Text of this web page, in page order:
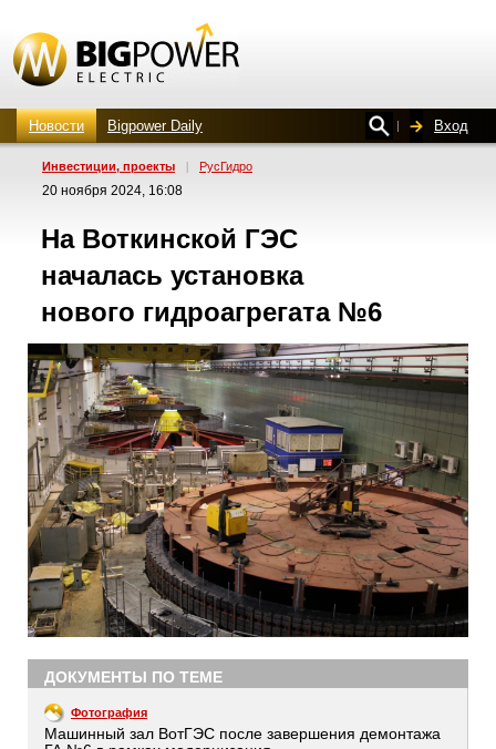
Новости Bigpower Daily Вход
Инвестиции, проекты | РусГидро
20 ноября 2024, 16:08
На Воткинской ГЭС
началась установка
нового гидроагрегата №6
ДОКУМЕНТЫ ПО ТЕМЕ
Фотография
Машинный зал ВотГЭС после завершения демонтажа